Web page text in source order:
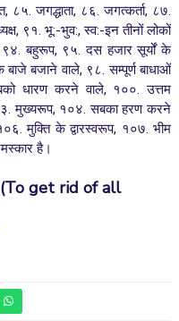
८५. जगद्धाता, ८६. जगत्कर्ता, ८७.
९१. भू:-भुव:, स्व:-इन तीनों लोकों
बहुरूप, ९५. दस हजार सूर्यों के
बजाने वाले, ९८. सम्पूर्ण बाधाओं
धारण करने वाले, १००. उत्तम
मुख्यरूप, १०४. सबका हरण करने
मुक्ति के द्वारस्वरूप, १०७. भीम
है।
(To get rid of all